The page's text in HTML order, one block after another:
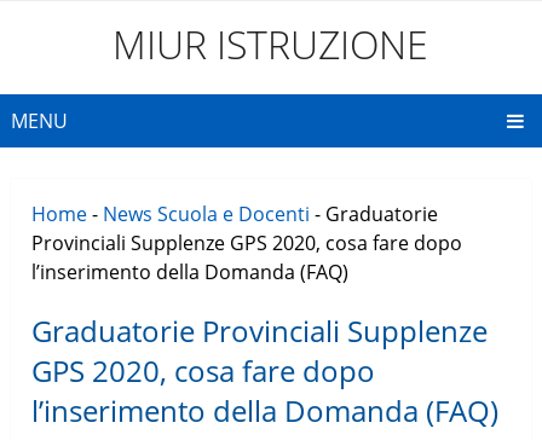
MIUR ISTRUZIONE
MENU
Home- News Scuola e Docenti - Graduatorie
Provinciali Supplenze GPS 2020, cosa fare dopo
l’inserimento della Domanda (FAQ)
Graduatorie Provinciali Supplenze
GPS 2020, cosa fare dopo
l’inserimento della Domanda (FAQ)